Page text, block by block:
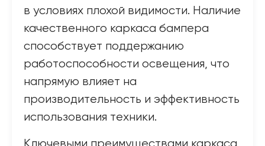
в условиях плохой видимости. Наличие
качественного каркаса бампера
способствует поддержанию
работоспособности освещения, что
напрямую влияет на
производительность и эффективность
использования техники.